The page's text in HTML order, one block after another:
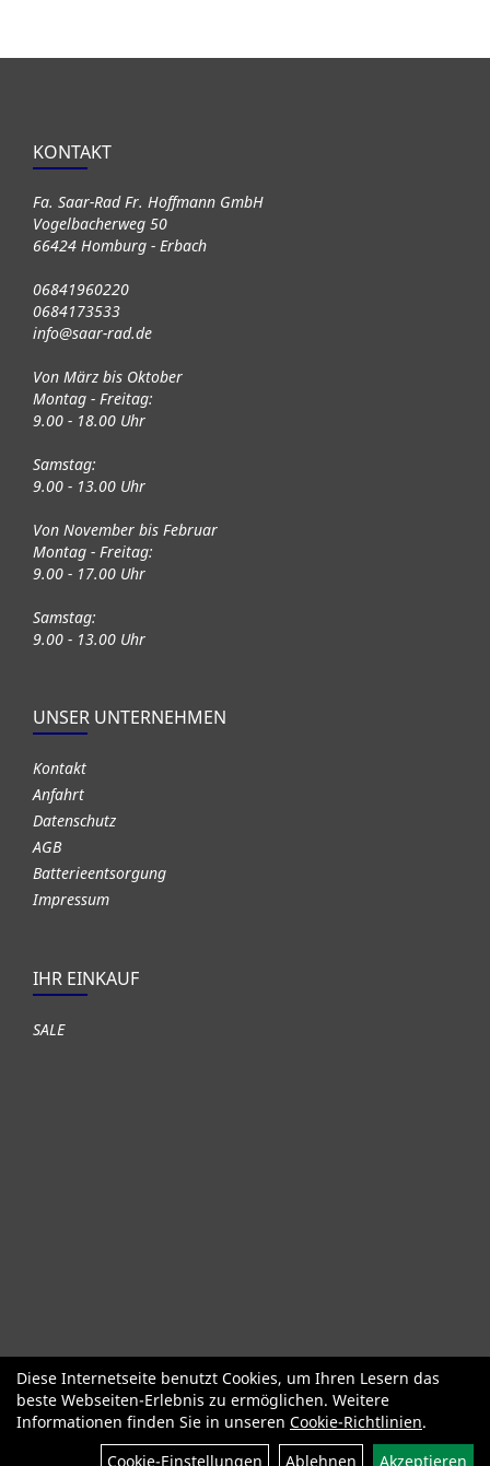
KONTAKT
Fa. Saar-Rad Fr. Hoffmann GmbH
Vogelbacherweg 50
66424 Homburg - Erbach
06841960220
0684173533
info@saar-rad.de
Von März bis Oktober
Montag - Freitag:
9.00 - 18.00 Uhr
Samstag:
9.00 - 13.00 Uhr
Von November bis Februar
Montag - Freitag:
9.00 - 17.00 Uhr
Samstag:
9.00 - 13.00 Uhr
UNSER UNTERNEHMEN
Kontakt
Anfahrt
Datenschutz
AGB
Batterieentsorgung
Impressum
IHR EINKAUF
SALE
Fahrräder Gute gebrauchte Fahrräder
Roller + Laufräder
Fahrradzubehör
Fahrradteile
Bekleidung Helme Schuhe
SALE
Neuheiten
Diese Internetseite benutzt Cookies, um Ihren Lesern das
beste Webseiten-Erlebnis zu ermöglichen. Weitere
Informationen finden Sie in unseren Cookie-Richtlinien.
Cookie-Einstellungen
Ablehnen Akzeptieren